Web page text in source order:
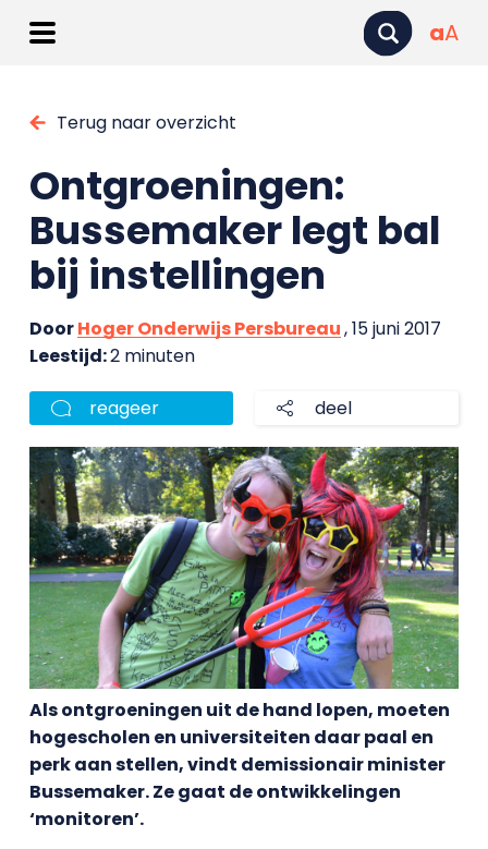
aA
Terug naar overzicht
Ontgroeningen:
Bussemaker legt bal
bij instellingen
DoorHoger Onderwijs Persbureau, 15 juni 2017
Leestijd:2 minuten
reageer deel
Als ontgroeningen uit de hand lopen, moeten
hogescholen en universiteiten daar paal en
perk aan stellen, vindt demissionair minister
Bussemaker. Ze gaat de ontwikkelingen
‘monitoren’.